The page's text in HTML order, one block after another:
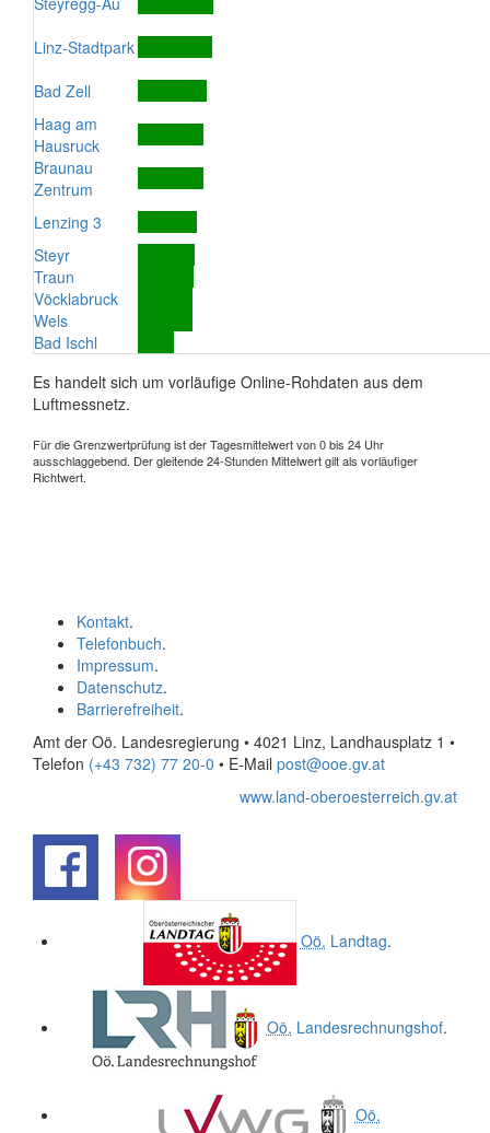
Linz-Stadtpark
Bad Zell
Haag am
Hausruck
Braunau
Zentrum
Lenzing 3
Steyr
Traun
Vöcklabruck
Wels
Bad Ischl
Es handelt sich um vorläufige Online-Rohdaten aus dem
Luftmessnetz.
Für die Grenzwertprüfung ist der Tagesmittelwert von 0 bis 24 Uhr
ausschlaggebend. Der gleitende 24-Stunden Mittelwert gilt als vorläufiger
Richtwert.
Kontakt.
Telefonbuch.
Impressum.
Datenschutz.
Barrierefreiheit.
Amt der Oö. Landesregierung • 4021 Linz, Landhausplatz 1 •
Telefon (+43 732) 77 20-0 • E-Mail post@ooe.gv.at
www.land-oberoesterreich.gv.at
Oö. Landtag.
Oö. Landesrechnungshof.
Oö.